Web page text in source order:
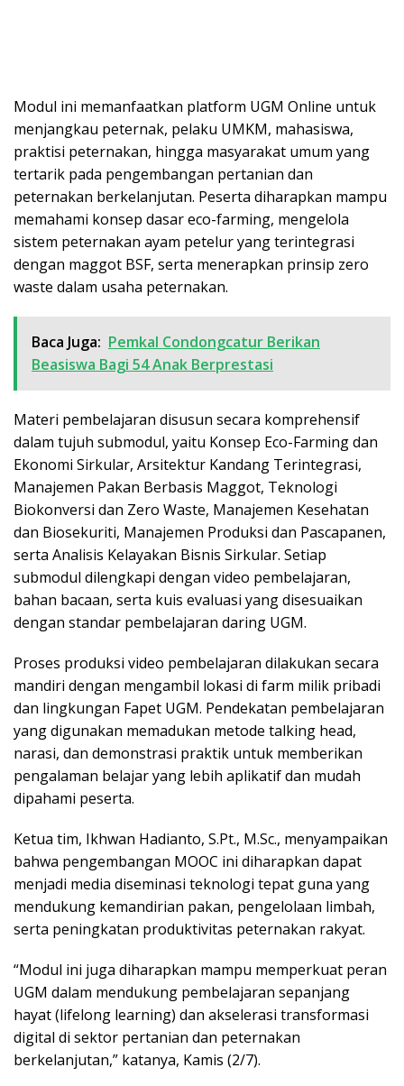
Modul ini memanfaatkan platform UGM Online untuk
menjangkau peternak, pelaku UMKM, mahasiswa,
praktisi peternakan, hingga masyarakat umum yang
tertarik pada pengembangan pertanian dan
peternakan berkelanjutan. Peserta diharapkan mampu
memahami konsep dasar eco-farming, mengelola
sistem peternakan ayam petelur yang terintegrasi
dengan maggot BSF, serta menerapkan prinsip zero
waste dalam usaha peternakan.
Baca Juga: Pemkal Condongcatur Berikan
Beasiswa Bagi 54 Anak Berprestasi
Materi pembelajaran disusun secara komprehensif
dalam tujuh submodul, yaitu Konsep Eco-Farming dan
Ekonomi Sirkular, Arsitektur Kandang Terintegrasi,
Manajemen Pakan Berbasis Maggot, Teknologi
Biokonversi dan Zero Waste, Manajemen Kesehatan
dan Biosekuriti, Manajemen Produksi dan Pascapanen,
serta Analisis Kelayakan Bisnis Sirkular. Setiap
submodul dilengkapi dengan video pembelajaran,
bahan bacaan, serta kuis evaluasi yang disesuaikan
dengan standar pembelajaran daring UGM.
Proses produksi video pembelajaran dilakukan secara
mandiri dengan mengambil lokasi di farm milik pribadi
dan lingkungan Fapet UGM. Pendekatan pembelajaran
yang digunakan memadukan metode talking head,
narasi, dan demonstrasi praktik untuk memberikan
pengalaman belajar yang lebih aplikatif dan mudah
dipahami peserta.
Ketua tim, Ikhwan Hadianto, S.Pt., M.Sc., menyampaikan
bahwa pengembangan MOOC ini diharapkan dapat
menjadi media diseminasi teknologi tepat guna yang
mendukung kemandirian pakan, pengelolaan limbah,
serta peningkatan produktivitas peternakan rakyat.
“Modul ini juga diharapkan mampu memperkuat peran
UGM dalam mendukung pembelajaran sepanjang
hayat (lifelong learning) dan akselerasi transformasi
digital di sektor pertanian dan peternakan
berkelanjutan,” katanya, Kamis (2/7).